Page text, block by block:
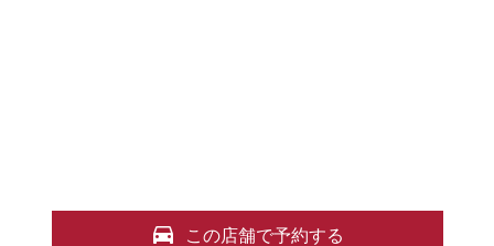
この店舗で予約する